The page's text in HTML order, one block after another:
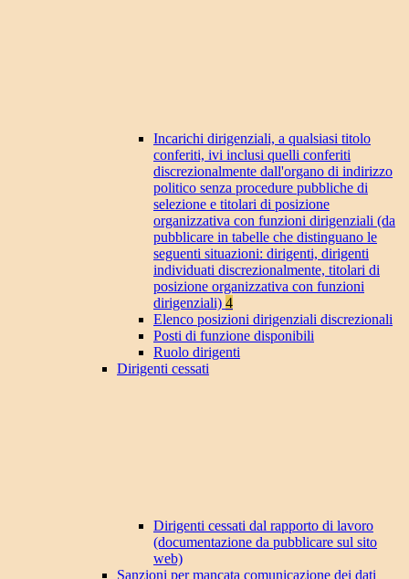
Incarichi dirigenziali, a qualsiasi titolo
conferiti, ivi inclusi quelli conferiti
discrezionalmente dall'organo di indirizzo
politico senza procedure pubbliche di
selezione e titolari di posizione
organizzativa con funzioni dirigenziali (da
pubblicare in tabelle che distinguano le
seguenti situazioni: dirigenti, dirigenti
individuati discrezionalmente, titolari di
posizione organizzativa con funzioni
dirigenziali) 4
Elenco posizioni dirigenziali discrezionali
Posti di funzione disponibili
Ruolo dirigenti
Dirigenti cessati
Dirigenti cessati dal rapporto di lavoro
(documentazione da pubblicare sul sito
web)
Sanzioni per mancata comunicazione dei dati